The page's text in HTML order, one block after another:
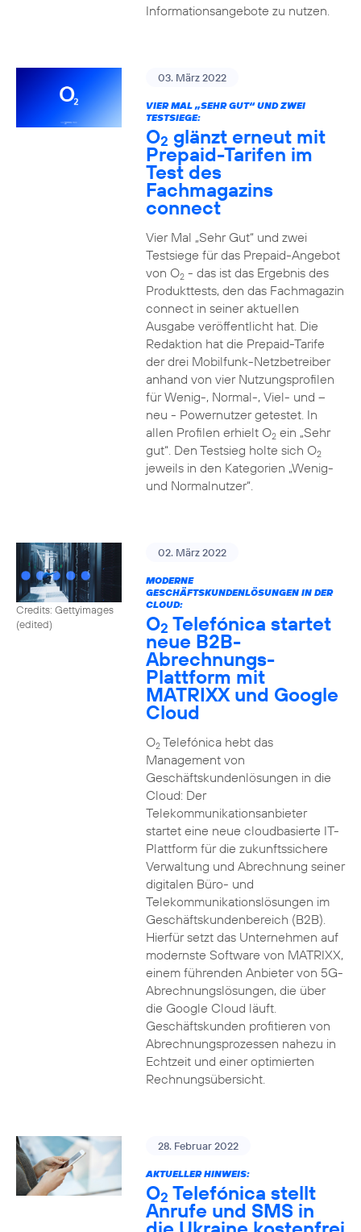
Informationsangebote zu nutzen.
03. März 2022
VIER MAL „SEHR GUT“ UND ZWEI
TESTSIEGE:
O2 glänzt erneut mit
Prepaid-Tarifen im
Test des
Fachmagazins
connect
Vier Mal „Sehr Gut“ und zwei
Testsiege für das Prepaid-Angebot
von O2- das ist das Ergebnis des
Produkttests, den das Fachmagazin
connect in seiner aktuellen
Ausgabe veröffentlicht hat. Die
Redaktion hat die Prepaid-Tarife
der drei Mobilfunk-Netzbetreiber
anhand von vier Nutzungsprofilen
für Wenig-, Normal-, Viel- und –
neu - Powernutzer getestet. In
allen Profilen erhielt O2ein „Sehr
gut“. Den Testsieg holte sich O2
jeweils in den Kategorien „Wenig-
und Normalnutzer“.
Credits: Gettyimages
(edited)
02. März 2022
MODERNE
GESCHÄFTSKUNDENLÖSUNGEN IN DER
CLOUD:
O2 Telefónica startet
neue B2B-
Abrechnungs-
Plattform mit
MATRIXX und Google
Cloud
O2Telefónica hebt das
Management von
Geschäftskundenlösungen in die
Cloud: Der
Telekommunikationsanbieter
startet eine neue cloudbasierte IT-
Plattform für die zukunftssichere
Verwaltung und Abrechnung seiner
digitalen Büro- und
Telekommunikationslösungen im
Geschäftskundenbereich (B2B).
Hierfür setzt das Unternehmen auf
modernste Software von MATRIXX,
einem führenden Anbieter von 5G-
Abrechnungslösungen, die über
die Google Cloud läuft.
Geschäftskunden profitieren von
Abrechnungsprozessen nahezu in
Echtzeit und einer optimierten
Rechnungsübersicht.
28. Februar 2022
AKTUELLER HINWEIS:
O2 Telefónica stellt
Anrufe und SMS in